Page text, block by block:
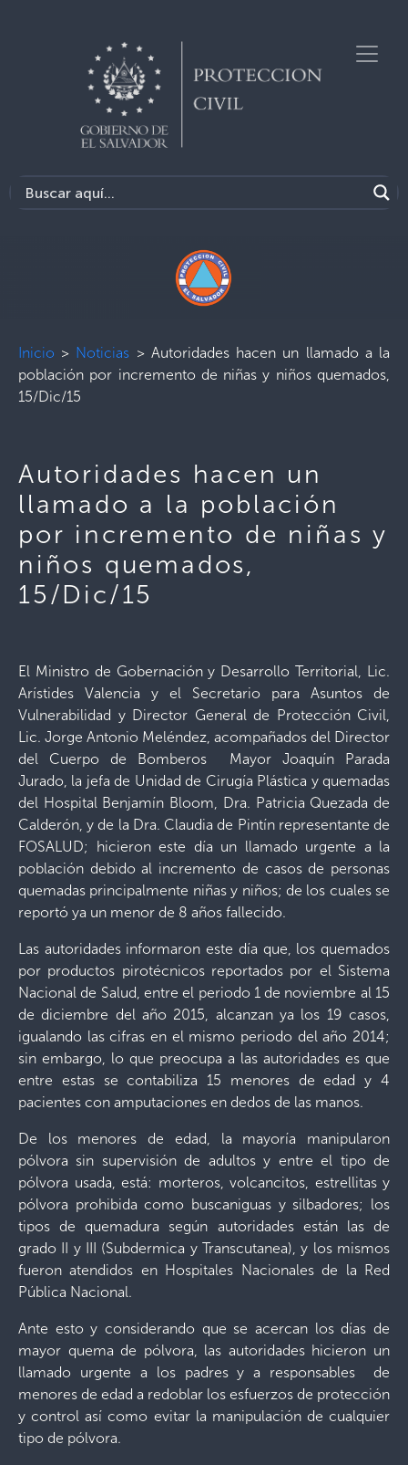
Inicio > Noticias > Autoridades hacen un llamado a la
población por incremento de niñas y niños quemados,
15/Dic/15
Autoridades hacen un
llamado a la población
por incremento de niñas y
niños quemados,
15/Dic/15
El Ministro de Gobernación y Desarrollo Territorial, Lic.
Arístides Valencia y el Secretario para Asuntos de
Vulnerabilidad y Director General de Protección Civil,
Lic. Jorge Antonio Meléndez, acompañados del Director
del Cuerpo de Bomberos Mayor Joaquín Parada
Jurado, la jefa de Unidad de Cirugía Plástica y quemadas
del Hospital Benjamín Bloom, Dra. Patricia Quezada de
Calderón, y de la Dra. Claudia de Pintín representante de
FOSALUD; hicieron este día un llamado urgente a la
población debido al incremento de casos de personas
quemadas principalmente niñas y niños; de los cuales se
reportó ya un menor de 8 años fallecido.
Las autoridades informaron este día que, los quemados
por productos pirotécnicos reportados por el Sistema
Nacional de Salud, entre el periodo 1 de noviembre al 15
de diciembre del año 2015, alcanzan ya los 19 casos,
igualando las cifras en el mismo periodo del año 2014;
sin embargo, lo que preocupa a las autoridades es que
entre estas se contabiliza 15 menores de edad y 4
pacientes con amputaciones en dedos de las manos.
De los menores de edad, la mayoría manipularon
pólvora sin supervisión de adultos y entre el tipo de
pólvora usada, está: morteros, volcancitos, estrellitas y
pólvora prohibida como buscaniguas y silbadores; los
tipos de quemadura según autoridades están las de
grado II y III (Subdermica y Transcutanea), y los mismos
fueron atendidos en Hospitales Nacionales de la Red
Pública Nacional.
Ante esto y considerando que se acercan los días de
mayor quema de pólvora, las autoridades hicieron un
llamado urgente a los padres y a responsables de
menores de edad a redoblar los esfuerzos de protección
y control así como evitar la manipulación de cualquier
tipo de pólvora.